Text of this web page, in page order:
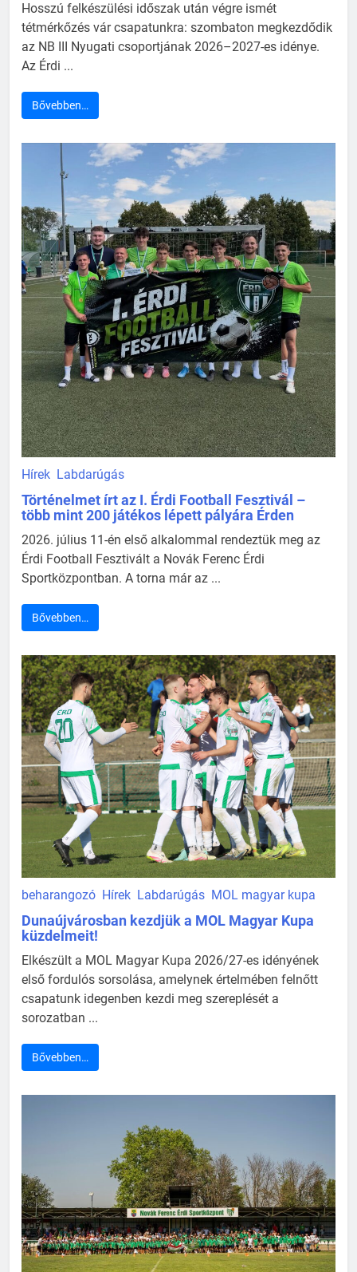
Hosszú felkészülési időszak után végre ismét
tétmérkőzés vár csapatunkra: szombaton megkezdődik
az NB III Nyugati csoportjának 2026–2027-es idénye.
Az Érdi ...
Bővebben…
Hírek Labdarúgás
Történelmet írt az I. Érdi Football Fesztivál –
több mint 200 játékos lépett pályára Érden
2026. július 11-én első alkalommal rendeztük meg az
Érdi Football Fesztivált a Novák Ferenc Érdi
Sportközpontban. A torna már az ...
Bővebben…
beharangozó Hírek Labdarúgás MOL magyar kupa
Dunaújvárosban kezdjük a MOL Magyar Kupa
küzdelmeit!
Elkészült a MOL Magyar Kupa 2026/27-es idényének
első fordulós sorsolása, amelynek értelmében felnőtt
csapatunk idegenben kezdi meg szereplését a
sorozatban ...
Bővebben…